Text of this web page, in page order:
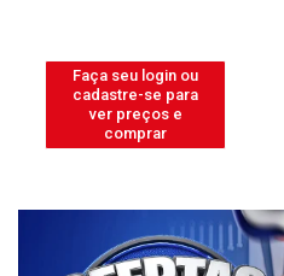
Faça seu login ou
cadastre-se para
ver preços e
comprar